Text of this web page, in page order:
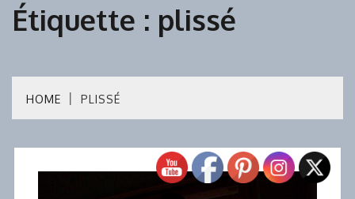
Étiquette : plissé
HOME PLISSÉ